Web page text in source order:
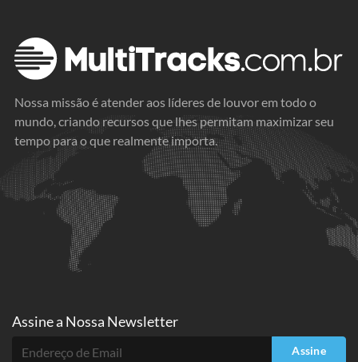
Nossa missão é atender aos líderes de louvor em todo o
mundo, criando recursos que lhes permitam maximizar seu
tempo para o que realmente importa.
Assine a Nossa Newsletter
Assine